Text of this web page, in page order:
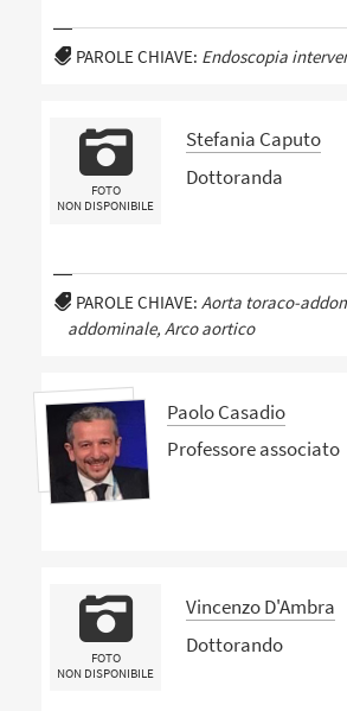
PAROLE CHIAVE: Endoscopia
FOTO
NON DISPONIBILE
Stefania Caputo
Dottoranda
PAROLE CHIAVE: Aorta toraco-
addominale, Arco aortico
Paolo Casadio
Professore associato
FOTO
NON DISPONIBILE
Vincenzo D'Ambra
Dottorando